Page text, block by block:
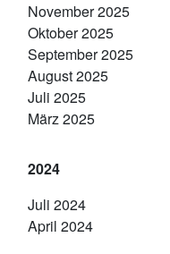
November 2025
Oktober 2025
September 2025
August 2025
Juli 2025
März 2025
2024
Juli 2024
April 2024